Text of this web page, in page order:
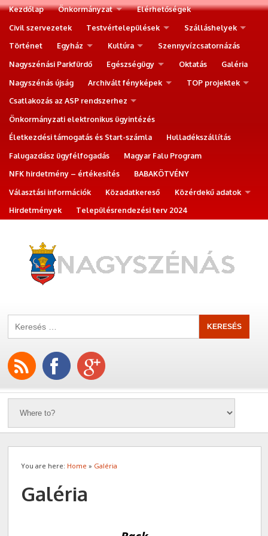
Kezdőlap Önkormányzat
Elérhetőségek
Civil szervezetek
Testvértelepülések
Szálláshelyek
Történet
Egyház Kultúra
Szennyvízcsatornázás
Nagyszénási Parkfürdő
Egészségügy Oktatás
Galéria
Nagyszénás újság
Archivált fényképek
TOP projektek
Csatlakozás az ASP rendszerhez
Önkormányzati elektronikus ügyintézés
Életkezdési támogatás és Start-számla
Hulladékszállítás
Falugazdász ügyfélfogadás
Magyar Falu Program
NFK hirdetmény – értékesítés
BABAKÖTVÉNY
Választási információk
Közadatkereső
Közérdekű adatok
Hirdetmények
Településrendezési terv 2024
You are here: Home » Galéria
Galéria